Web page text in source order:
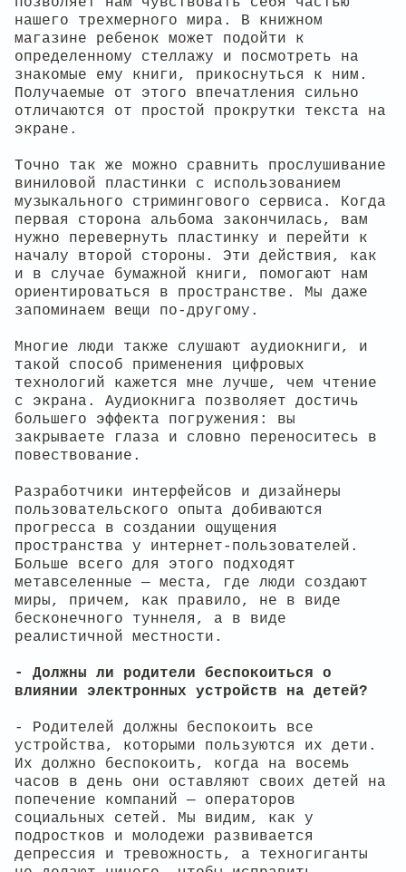
нашего трехмерного мира. В книжном
магазине ребенок может подойти к
определенному стеллажу и посмотреть на
знакомые ему книги, прикоснуться к ним.
Получаемые от этого впечатления сильно
отличаются от простой прокрутки текста на
экране.
Точно так же можно сравнить прослушивание
виниловой пластинки с использованием
музыкального стримингового сервиса. Когда
первая сторона альбома закончилась, вам
нужно перевернуть пластинку и перейти к
началу второй стороны. Эти действия, как
и в случае бумажной книги, помогают нам
ориентироваться в пространстве. Мы даже
запоминаем вещи по-другому.
Многие люди также слушают аудиокниги, и
такой способ применения цифровых
технологий кажется мне лучше, чем чтение
с экрана. Аудиокнига позволяет достичь
большего эффекта погружения: вы
закрываете глаза и словно переноситесь в
повествование.
Разработчики интерфейсов и дизайнеры
пользовательского опыта добиваются
прогресса в создании ощущения
пространства у интернет-пользователей.
Больше всего для этого подходят
метавселенные — места, где люди создают
миры, причем, как правило, не в виде
бесконечного туннеля, а в виде
реалистичной местности.
- Должны ли родители беспокоиться о
влиянии электронных устройств на детей?
- Родителей должны беспокоить все
устройства, которыми пользуются их дети.
Их должно беспокоить, когда на восемь
часов в день они оставляют своих детей на
попечение компаний — операторов
социальных сетей. Мы видим, как у
подростков и молодежи развивается
депрессия и тревожность, а техногиганты